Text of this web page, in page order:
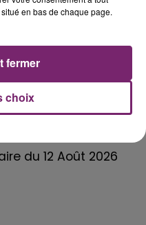
éphémère
!
du 12 Août 2026
en bas de chaque page.
choix
fermer